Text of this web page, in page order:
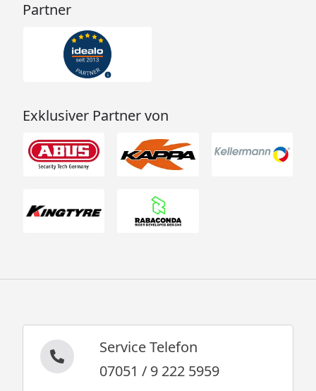
Partner
Exklusiver Partner von
Service Telefon
07051 / 9 222 5959